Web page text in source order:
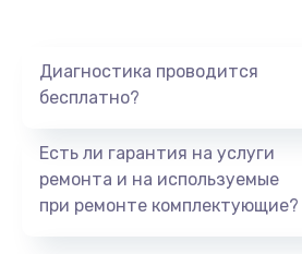
Замена микросхемы
Заказать
Диагностика проводится
бесплатно?
Есть ли гарантия на услуги
ремонта и на используемые
при ремонте комплектующие?